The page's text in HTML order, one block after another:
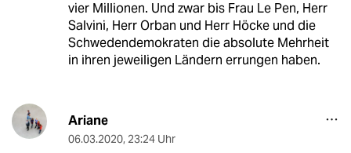
vier Millionen. Und zwar bis Frau Le Pen, Herr
Salvini, Herr Orban und Herr Höcke und die
Schwedendemokraten die absolute Mehrheit
in ihren jeweiligen Ländern errungen haben.
Ariane
06.03.2020, 23:24 Uhr